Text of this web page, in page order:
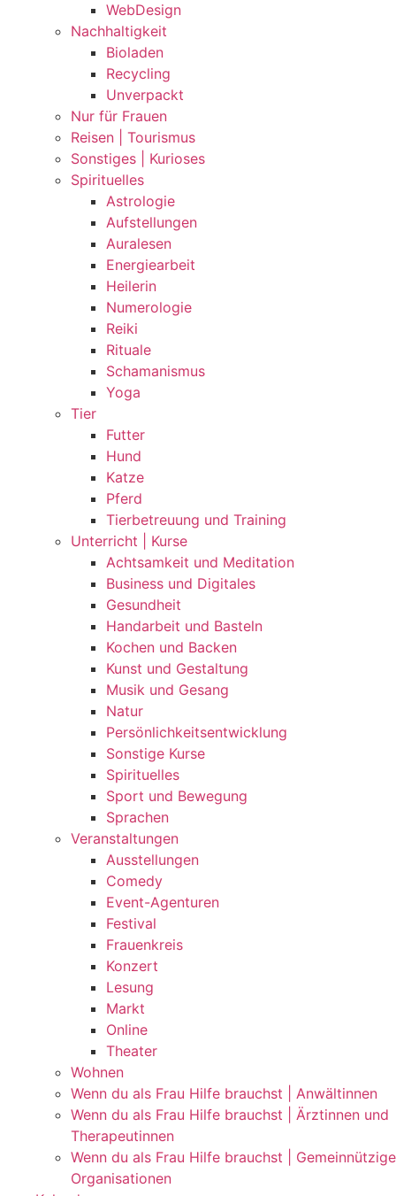
WebDesign
Nachhaltigkeit
Bioladen
Recycling
Unverpackt
Nur für Frauen
Reisen | Tourismus
Sonstiges | Kurioses
Spirituelles
Astrologie
Aufstellungen
Auralesen
Energiearbeit
Heilerin
Numerologie
Reiki
Rituale
Schamanismus
Yoga
Tier
Futter
Hund
Katze
Pferd
Tierbetreuung und Training
Unterricht | Kurse
Achtsamkeit und Meditation
Business und Digitales
Gesundheit
Handarbeit und Basteln
Kochen und Backen
Kunst und Gestaltung
Musik und Gesang
Natur
Persönlichkeitsentwicklung
Sonstige Kurse
Spirituelles
Sport und Bewegung
Sprachen
Veranstaltungen
Ausstellungen
Comedy
Event-Agenturen
Festival
Frauenkreis
Konzert
Lesung
Markt
Online
Theater
Wohnen
Wenn du als Frau Hilfe brauchst | Anwältinnen
Wenn du als Frau Hilfe brauchst | Ärztinnen und
Therapeutinnen
Wenn du als Frau Hilfe brauchst | Gemeinnützige
Organisationen